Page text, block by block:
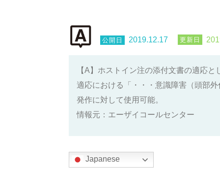
2019.12.17
【A】ホストイン注の添付文書の適応
適応における「・・・意識障害（頭部
発作に対して使用可能。
情報元：エーザイコールセンター
Japanese